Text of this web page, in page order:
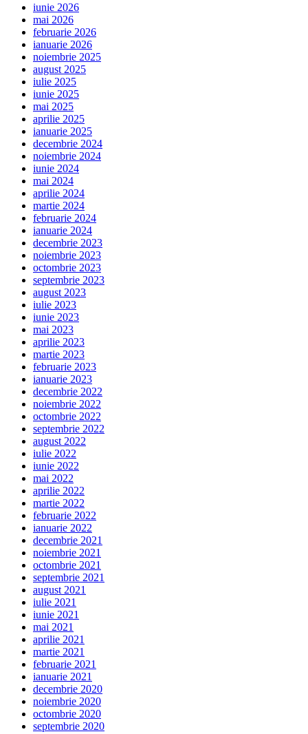
iunie 2026
mai 2026
februarie 2026
ianuarie 2026
noiembrie 2025
august 2025
iulie 2025
iunie 2025
mai 2025
aprilie 2025
ianuarie 2025
decembrie 2024
noiembrie 2024
iunie 2024
mai 2024
aprilie 2024
martie 2024
februarie 2024
ianuarie 2024
decembrie 2023
noiembrie 2023
octombrie 2023
septembrie 2023
august 2023
iulie 2023
iunie 2023
mai 2023
aprilie 2023
martie 2023
februarie 2023
ianuarie 2023
decembrie 2022
noiembrie 2022
octombrie 2022
septembrie 2022
august 2022
iulie 2022
iunie 2022
mai 2022
aprilie 2022
martie 2022
februarie 2022
ianuarie 2022
decembrie 2021
noiembrie 2021
octombrie 2021
septembrie 2021
august 2021
iulie 2021
iunie 2021
mai 2021
aprilie 2021
martie 2021
februarie 2021
ianuarie 2021
decembrie 2020
noiembrie 2020
octombrie 2020
septembrie 2020